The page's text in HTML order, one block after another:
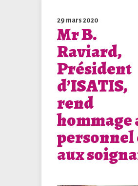
29 mars 2020
Mr B.
Raviard,
Président
d’ISATIS,
rend
hommage
personnel
aux